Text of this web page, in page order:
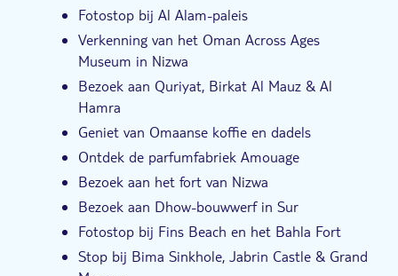
Fotostop bij Al Alam-paleis
Verkenning van het Oman Across Ages
Museum in Nizwa
Bezoek aan Quriyat, Birkat Al Mauz & Al
Hamra
Geniet van Omaanse koffie en dadels
Ontdek de parfumfabriek Amouage
Bezoek aan het fort van Nizwa
Bezoek aan Dhow-bouwwerf in Sur
Fotostop bij Fins Beach en het Bahla Fort
Stop bij Bima Sinkhole, Jabrin Castle & Grand